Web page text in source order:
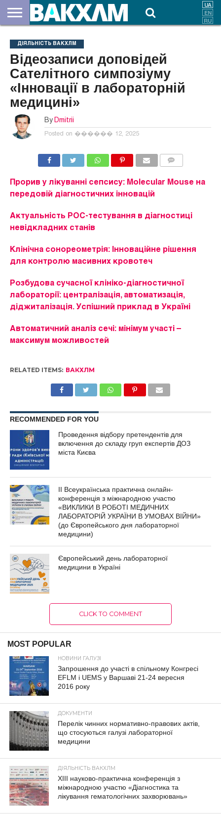
НАС
ВНЕСКИ
ДОКУМЕНТИ
НОВИНИ
КОНТАКТИ
ДІЯЛЬНІСТЬ ВАКХЛМ
Відеозаписи доповідей
Сателітного симпозіуму
«Інновації в лабораторній
медицині»
By Dmitrii
Posted on ������ 12, 2025
Прорив у лікуванні сепсису: Molecular Mouse на
передовій діагностичних інновацій
Актуальність РОС-тестування в діагностиці
невідкладних станів
Клінічна сонореометрія: Інноваційне рішення
для контролю масивних кровотеч
Розбудова сучасної клініко-діагностичної
лабораторії: централізація, автоматизація,
діджиталізація. Успішний приклад в Україні
Автоматичний аналіз сечі: мінімум участі –
максимум можливостей
RELATED ITEMS: ВАКХЛМ
RECOMMENDED FOR YOU
Проведення відбору претендентів для
включення до складу груп експертів ДОЗ
міста Києва
ІІ Всеукраїнська практична онлайн-
конференція з міжнародною участю
«ВИКЛИКИ В РОБОТІ МЕДИЧНИХ
ЛАБОРАТОРІЙ УКРАЇНИ В УМОВАХ ВІЙНИ»
(до Європейського дня лабораторної
медицини)
Європейський день лабораторної
медицини в Україні
CLICK TO COMMENT
MOST POPULAR
НОВИНИ ГАЛУЗІ
Запрошення до участі в спільному Конгресі
EFLM і UEMS у Варшаві 21-24 вересня
2016 року
ДОКУМЕНТИ
Перелік чинних нормативно-правових актів,
що стосуються галузі лабораторної
медицини
ДІЯЛЬНІСТЬ ВАКХЛМ
XIII науково-практична конференція з
міжнародною участю «Діагностика та
лікування гематологічних захворювань»